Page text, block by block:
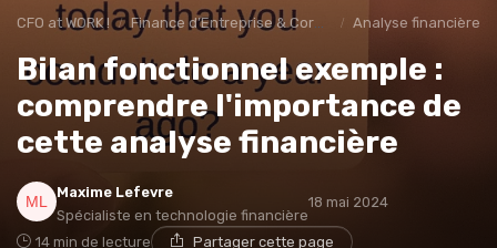
CFO at WORK ! Finance d’Entreprise & Corporate Finance Analyse financière
Bilan fonctionnel exemple :
comprendre l'importance de
cette analyse financière
Maxime Lefevre
Spécialiste en technologie financière
18 mai 2024
14 min de lecture Partager cette page